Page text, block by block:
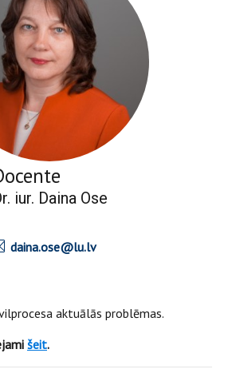
iur. Daina Ose
daina.ose@lu.lv
aktuālās problēmas.
šeit.